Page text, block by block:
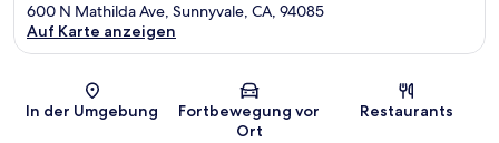
Karte
600 N Mathilda Ave, Sunnyvale, CA, 94085
Auf Karte anzeigen
In der Umgebung
Fortbewegung vor
Ort
Restaurants